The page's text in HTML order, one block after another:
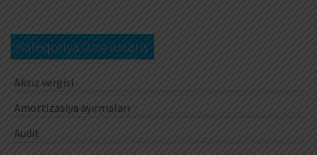
Kateqoriya üzrə axtarış
Aksiz vergisi
Amortizasiya ayırmaları
Audit